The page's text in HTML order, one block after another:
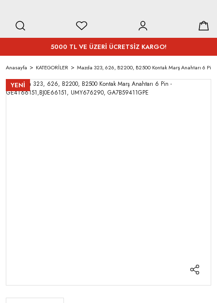
5000 TL VE ÜZERİ ÜCRETSİZ KARGO!
Anasayfa KATEGORİLER Mazda 323, 626, B2200, B2500 Kontak Marş Anahtarı 6 Pin
YENİ